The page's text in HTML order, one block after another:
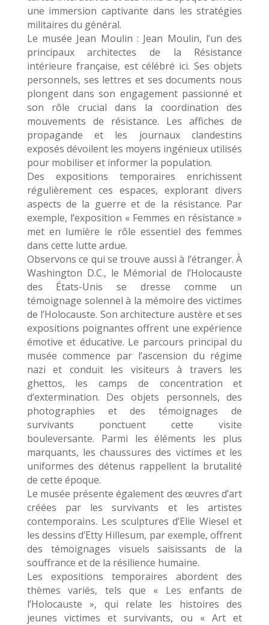
une immersion captivante dans les stratégies
militaires du général.
Le musée Jean Moulin : Jean Moulin, l’un des
principaux architectes de la Résistance
intérieure française, est célébré ici. Ses objets
personnels, ses lettres et ses documents nous
plongent dans son engagement passionné et
son rôle crucial dans la coordination des
mouvements de résistance. Les affiches de
propagande et les journaux clandestins
exposés dévoilent les moyens ingénieux utilisés
pour mobiliser et informer la population.
Des expositions temporaires enrichissent
régulièrement ces espaces, explorant divers
aspects de la guerre et de la résistance. Par
exemple, l’exposition « Femmes en résistance »
met en lumière le rôle essentiel des femmes
dans cette lutte ardue.
Observons ce qui se trouve aussi à l’étranger. À
Washington D.C., le Mémorial de l’Holocauste
des États-Unis se dresse comme un
témoignage solennel à la mémoire des victimes
de l’Holocauste. Son architecture austère et ses
expositions poignantes offrent une expérience
émotive et éducative. Le parcours principal du
musée commence par l’ascension du régime
nazi et conduit les visiteurs à travers les
ghettos, les camps de concentration et
d’extermination. Des objets personnels, des
photographies et des témoignages de
survivants ponctuent cette visite
bouleversante. Parmi les éléments les plus
marquants, les chaussures des victimes et les
uniformes des détenus rappellent la brutalité
de cette époque.
Le musée présente également des œuvres d’art
créées par les survivants et les artistes
contemporains. Les sculptures d’Elie Wiesel et
les dessins d’Etty Hillesum, par exemple, offrent
des témoignages visuels saisissants de la
souffrance et de la résilience humaine.
Les expositions temporaires abordent des
thèmes variés, tels que « Les enfants de
l’Holocauste », qui relate les histoires des
jeunes victimes et survivants, ou « Art et